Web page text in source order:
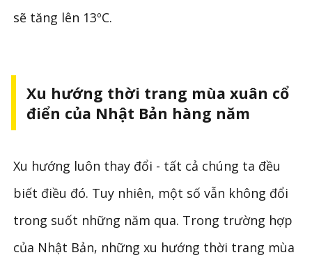
sẽ tăng lên 13ºC.
Xu hướng thời trang mùa xuân cổ
điển của Nhật Bản hàng năm
Xu hướng luôn thay đổi - tất cả chúng ta đều
biết điều đó. Tuy nhiên, một số vẫn không đổi
trong suốt những năm qua. Trong trường hợp
của Nhật Bản, những xu hướng thời trang mùa